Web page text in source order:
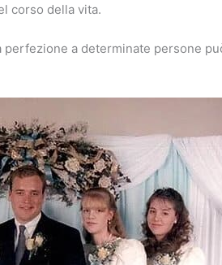
corso della vita.
a determinate persone